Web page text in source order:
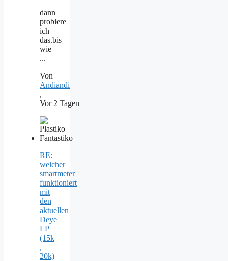
dann
probiere
ich
das.bis
wie
...
Von
Andiandi
,
Vor 2 Tagen
RE:
welcher
smartmeter
funktioniert
mit
den
aktuellen
Deye
LP
(15k
,
20k)